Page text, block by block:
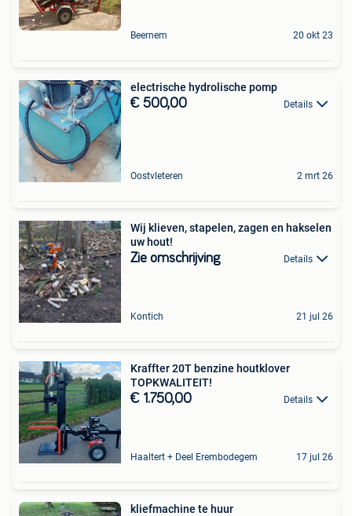
Beernem 20 okt 23
electrische hydrolische pomp
€ 500,00 Details
Oostvleteren 2 mrt 26
Wij klieven, stapelen, zagen en hakselen
uw hout!
Zie omschrijving Details
Kontich 21 jul 26
Kraffter 20T benzine houtklover
TOPKWALITEIT!
€ 1.750,00 Details
Haaltert + Deel Erembodegem 17 jul 26
kliefmachine te huur